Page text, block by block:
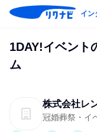
イン
1DAY!イベント
ム
株式会社レ
冠婚葬祭・イ